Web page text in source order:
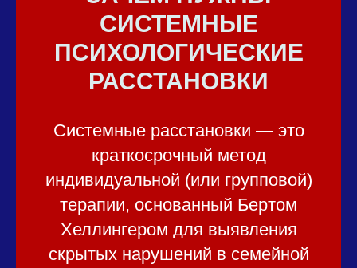
СИСТЕМНЫЕ
ПСИХОЛОГИЧЕСКИЕ
РАССТАНОВКИ
Системные расстановки — это
краткосрочный метод
индивидуальной (или групповой)
терапии, основанный Бертом
Хеллингером для выявления
скрытых нарушений в семейной